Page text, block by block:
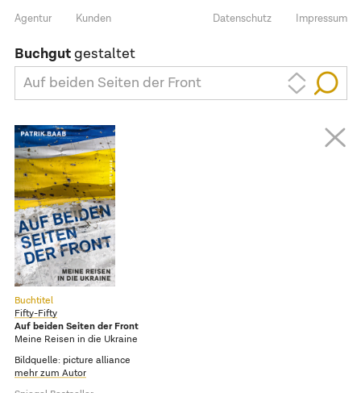
Agentur Kunden Impressum
Datenschutz
Buchgutgestaltet
Auf beiden Seiten der Front
Buchtitel
Fifty-Fifty
Auf beiden Seiten der Front
Meine Reisen in die Ukraine
Bildquelle: picture alliance
mehr zum Autor